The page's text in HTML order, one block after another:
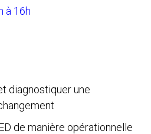
à 16h
diagnostiquer une
de manière opérationnelle